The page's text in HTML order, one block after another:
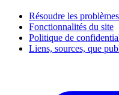
Résoudre les
Fonctionnalités du site
Politique de
Liens, sources, que